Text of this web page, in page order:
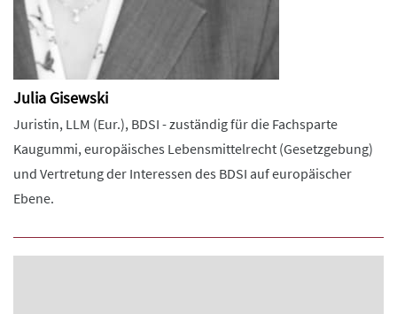
Julia Gisewski
Juristin, LLM (Eur.), BDSI - zuständig für die Fachsparte
Kaugummi, europäisches Lebensmittelrecht (Gesetzgebung)
und Vertretung der Interessen des BDSI auf europäischer
Ebene.